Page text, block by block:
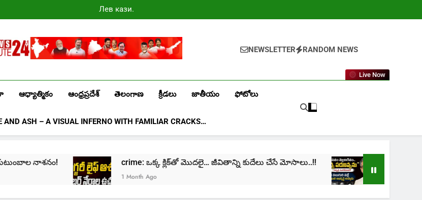
Лев казино
промокоды
NEWSLETTER RANDOM NEWS
Live Now
ఆధ్యాత్మికం ఆంధ్రప్రదేశ్ తెలంగాణ క్రీడలు జాతీయం ఫోటోలు
AND ASH – A VISUAL INFERNO WITH FAMILIAR CRACKS…
crime: ఒక్క క్లిక్‌తో మొదలై… జీవితాన్ని కుదేలు చేసే మోసాలు..!!
1 Month Ago
cinima: “నా జీవితం
1 Month Ago